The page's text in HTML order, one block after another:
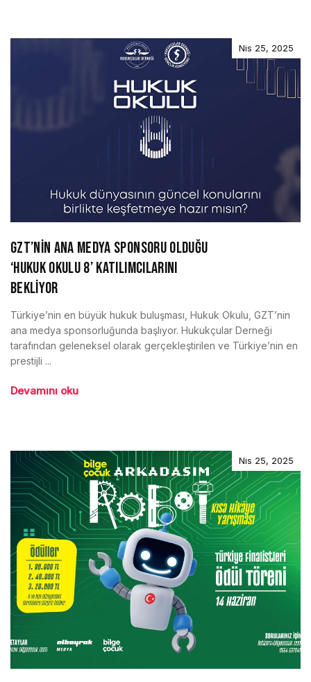
Nis 25, 2025
GZT’NİN ANA MEDYA SPONSORU OLDUĞU
‘HUKUK OKULU 8’ KATILIMCILARINI
BEKLİYOR
Türkiye’nin en büyük hukuk buluşması, Hukuk Okulu, GZT’nin
ana medya sponsorluğunda başlıyor. Hukukçular Derneği
tarafından geleneksel olarak gerçekleştirilen ve Türkiye’nin en
prestijli ...
Devamını oku
Nis 25, 2025